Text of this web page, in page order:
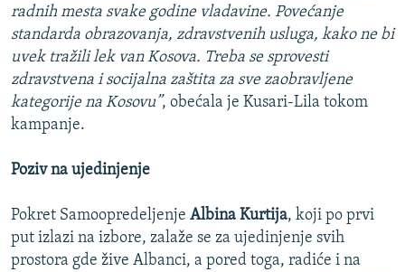
radnih mesta svake godine vladavine. Povećanje
standarda obrazovanja, zdravstvenih usluga, kako ne bi
uvek tražili lek van Kosova. Treba se sprovesti
zdravstvena i socijalna zaštita za sve zaobravljene
kategorije na Kosovu”, obećala je Kusari-Lila tokom
kampanje.
Poziv na ujedinjenje
Pokret Samoopredeljenje Albina Kurtija, koji po prvi
put izlazi na izbore, zalaže se za ujedinjenje svih
prostora gde žive Albanci, a pored toga, radiće i na